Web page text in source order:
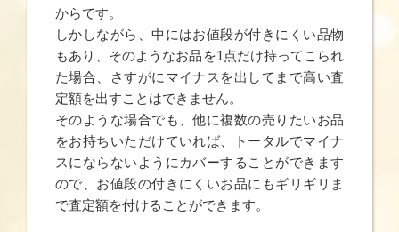
からです。
しかしながら、中にはお値段が付きにくい品物
もあり、そのようなお品を1点だけ持ってこられ
た場合、さすがにマイナスを出してまで高い査
定額を出すことはできません。
そのような場合でも、他に複数の売りたいお品
をお持ちいただけていれば、トータルでマイナ
スにならないようにカバーすることができます
ので、お値段の付きにくいお品にもギリギリま
で査定額を付けることができます。